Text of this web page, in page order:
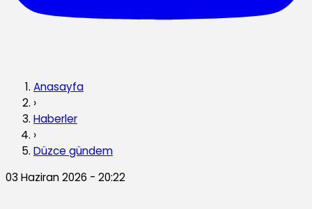
Anasayfa
›
Haberler
›
Düzce gündem
03 Haziran 2026 - 20:22